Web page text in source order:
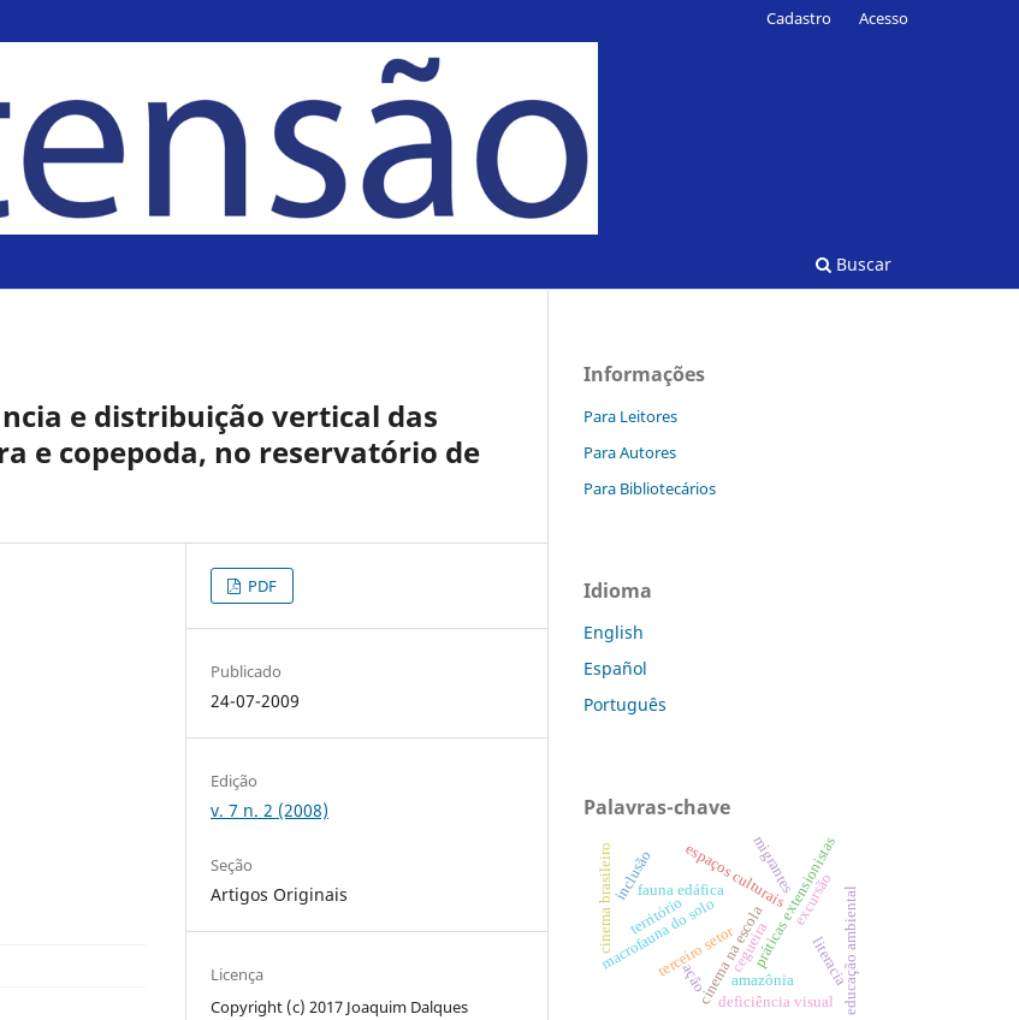
Buscar
Cadastro Acesso
e distribuição vertical das
e copepoda, no reservatório de
PDF
Publicado
24-07-2009
Edição
v. 7 n. 2 (2008)
Seção
Artigos Originais
Licença
Copyright (c) 2017 Joaquim Dalques
Informações
Para Leitores
Para Autores
Para Bibliotecários
Idioma
English
Español
Português
Palavras-chave
espaços culturaispráticas extensionistas
amazônia
macrofauna do solo
fauna edáfica educação ambiental
cinema na escola
cinema brasileiro terceiro setor
território
migrantes
cegueira
deficiência visual
literacia
ação
inclusão excursão